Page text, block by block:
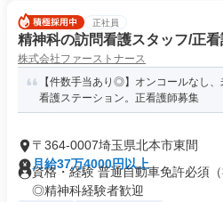
正社員
精神科の訪問看護スタッフ/正
株式会社ファーストナース
【件数手当あり◎】オンコールなし
看護ステーション。正看護師募集
〒364-0007埼玉県北本市東間
月給37万4000円以上
資格・経験 普通自動車免許必須
◎精神科経験者歓迎